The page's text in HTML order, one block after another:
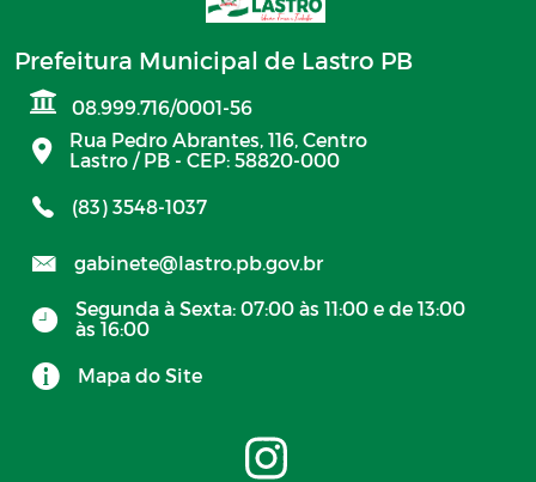
Prefeitura Municipal de Lastro PB
08.999.716/0001-56
Rua Pedro Abrantes, 116, Centro
Lastro / PB - CEP: 58820-000
(83) 3548-1037
gabinete@lastro.pb.gov.br
Segunda à Sexta: 07:00 às 11:00 e de 13:00
às 16:00
Mapa do Site